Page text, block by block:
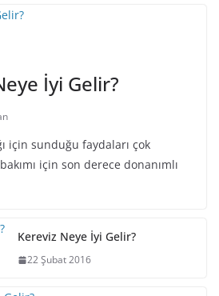
İyi Gelir?
için sunduğu faydaları çok
için son derece donanımlı
Kereviz Neye İyi Gelir?
22 Şubat 2016